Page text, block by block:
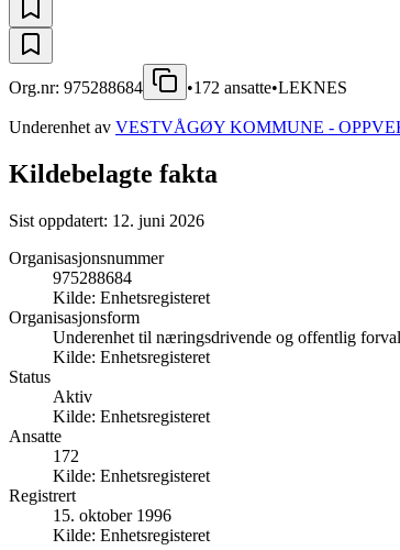
Org.nr: 975288684 •172 ansatte•LEKNES
Underenhet av VESTVÅGØY KOMMUNE -
Kildebelagte fakta
Sist oppdatert: 12. juni 2026
Organisasjonsnummer
975288684
Kilde: Enhetsregisteret
Organisasjonsform
Underenhet til næringsdrivende og offentlig
Kilde: Enhetsregisteret
Status
Aktiv
Kilde: Enhetsregisteret
Ansatte
172
Kilde: Enhetsregisteret
Registrert
15. oktober 1996
Kilde: Enhetsregisteret